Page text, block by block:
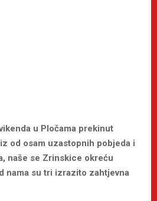
u Pločama prekinut
od osam uzastopnih pobjeda i
naše se Zrinskice okreću
nama su tri izrazito zahtjevna